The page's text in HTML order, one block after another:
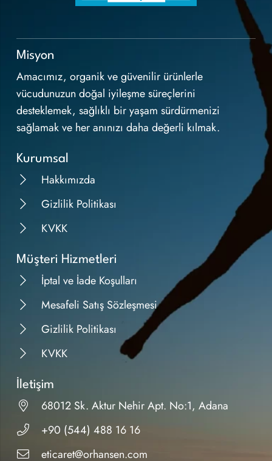
Misyon
Amacımız, organik ve güvenilir ürünlerle
vücudunuzun doğal iyileşme süreçlerini
desteklemek, sağlıklı bir yaşam sürdürmenizi
sağlamak ve her anınızı daha değerli kılmak.
Kurumsal
Hakkımızda
Gizlilik Politikası
KVKK
Müşteri Hizmetleri
İptal ve İade Koşulları
Mesafeli Satış Sözleşmesi
Gizlilik Politikası
KVKK
İletişim
68012 Sk. Aktur Nehir Apt. No:1, Adana
+90 (544) 488 16 16
eticaret@orhansen.com